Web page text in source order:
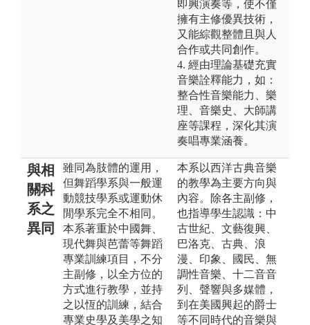
即興演奏等，使不僅
擁有主修優異技術，
又能綜觀整體且與人
合作或共同創作。
4. 經由理論基礎充實
音樂詮釋能力，如：
整合性音樂能力、樂
理、音樂史、大師講
座等課程，深化其演
奏唱專業涵養。
與相
關科
系之
異同
雖同為肢體的運用，
但舞蹈學系與一般運
動競技學系或運動休
閒學系完全不相同。
本系著重於中國舞、
現代舞與芭蕾等舞蹈
專業訓練項目，不分
主副修，以全方位的
方式進行教學，並持
之以恆的訓練，結合
專業史學及美學之知
本系以西洋古典音樂
的教學為主要方向與
內容。除各主副修，
也指導學生認識：中
古世紀、文藝復興、
巴洛克、古典、浪
漫、印象、國民、無
調性音樂、十二音音
列、聲響與多媒體，
到在美國興起的爵士
等不同時代的音樂與